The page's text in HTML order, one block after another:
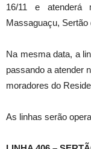
16/11 e atenderá
Massaguaçu, Sertão
Na mesma data, a
passando a atender
moradores do
As linhas serão